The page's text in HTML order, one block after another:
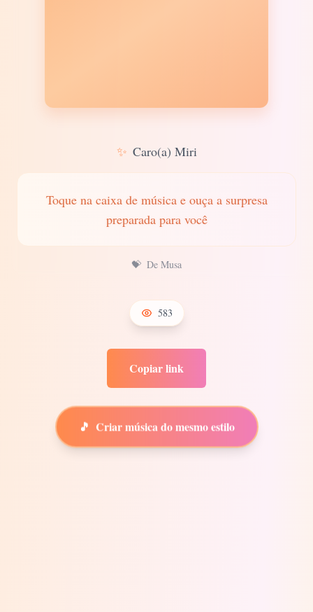
✨ Caro(a) Miri
Toque na caixa de música e ouça a surpresa
preparada para você
💝 De Musa
583
Copiar link
🎵 Criar música do mesmo estilo